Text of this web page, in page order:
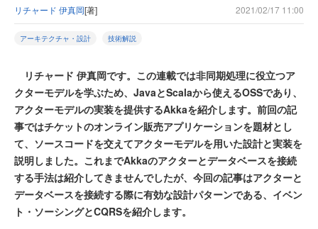
リチャード 伊真岡[著] 2021/02/17 11:00
アーキテクチャ・設計 技術解説
リチャード 伊真岡です。この連載では非同期処理に役立つア
クターモデルを学ぶため、JavaとScalaから使えるOSSであり、
アクターモデルの実装を提供するAkkaを紹介します。前回の記
事ではチケットのオンライン販売アプリケーションを題材とし
て、ソースコードを交えてアクターモデルを用いた設計と実装を
説明しました。これまでAkkaのアクターとデータベースを接続
する手法は紹介してきませんでしたが、今回の記事はアクターと
データベースを接続する際に有効な設計パターンである、イベン
ト・ソーシングとCQRSを紹介します。